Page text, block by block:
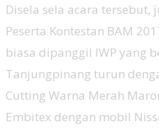
Disela sela acara tersebut,
Peserta Kontestan BAM
biasa dipanggil IWP yang
Tanjungpinang turun
Cutting Warna Merah
Embitex dengan mobil